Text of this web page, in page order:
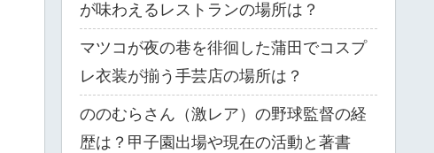
が味わえるレストランの場所は？
マツコが夜の巷を徘徊した蒲田でコスプ
レ衣装が揃う手芸店の場所は？
ののむらさん（激レア）の野球監督の経
歴は？甲子園出場や現在の活動と著書